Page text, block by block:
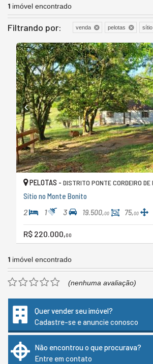
1 imóvel encontrado
Filtrando por: venda pelotas sítio
PELOTAS - DISTRITO PONTE CORDEIRO DE
Sítio no Monte Bonito
2 1 3 19.500,00 75,00
R$ 220.000,00
1 imóvel encontrado
(nenhuma avaliação)
Quer vender seu imóvel?
Cadastre-se e anuncie conosco
Não encontrou o que procurava?
Entre em contato